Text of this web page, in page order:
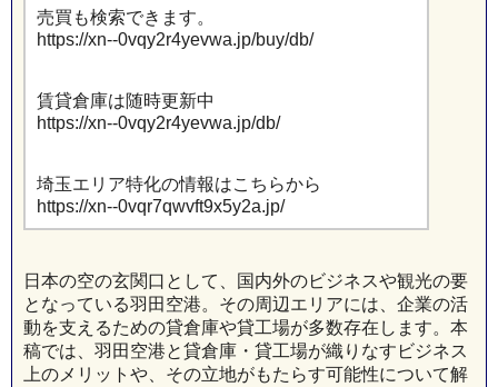
売買も検索できます。
https://xn--0vqy2r4yevwa.jp/buy/db/
賃貸倉庫は随時更新中
https://xn--0vqy2r4yevwa.jp/db/
埼玉エリア特化の情報はこちらから
https://xn--0vqr7qwvft9x5y2a.jp/
日本の空の玄関口として、国内外のビジネスや観光の要
となっている羽田空港。その周辺エリアには、企業の活
動を支えるための貸倉庫や貸工場が多数存在します。本
稿では、羽田空港と貸倉庫・貸工場が織りなすビジネス
上のメリットや、その立地がもたらす可能性について解